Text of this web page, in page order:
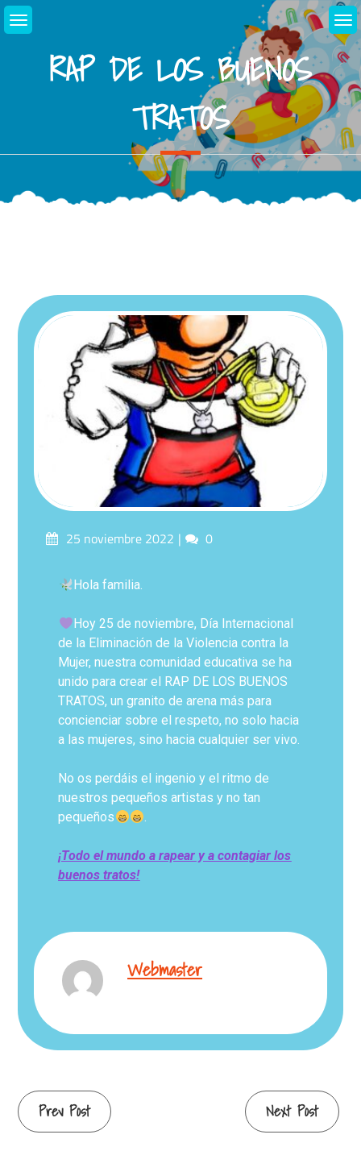
RAP DE LOS BUENOS
TRATOS
25 noviembre 2022 0
Hola familia.
Hoy 25 de noviembre, Día Internacional
de la Eliminación de la Violencia contra la
Mujer, nuestra comunidad educativa se ha
unido para crear el RAP DE LOS BUENOS
TRATOS, un granito de arena más para
concienciar sobre el respeto, no solo hacia
a las mujeres, sino hacia cualquier ser vivo.
No os perdáis el ingenio y el ritmo de
nuestros pequeños artistas y no tan
pequeños
.
¡Todo el mundo a rapear y a contagiar los
buenos tratos!
Webmaster
Prev Post Next Post